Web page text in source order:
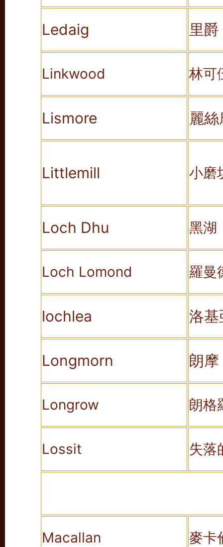
Ledaig 里爵
Linkwood 林可
Lismore 麗絲
Littlemill 小磨
Loch Dhu 黑湖
Loch Lomond 羅曼
lochlea 洛基
Longmorn 朗摩
Longrow 朗格
Lossit 失落
Macallan 麥卡